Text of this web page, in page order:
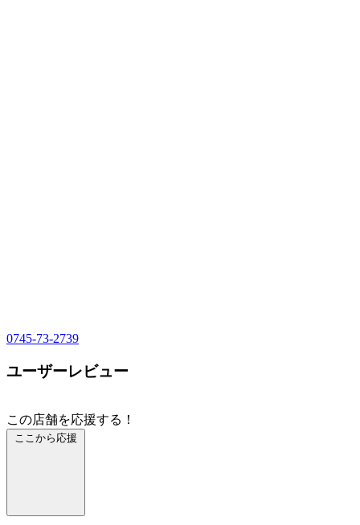
0745-73-2739
ユーザーレビュー
この店舗を応援する！
ここから応援